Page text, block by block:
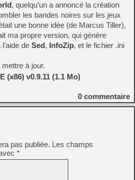
, quelqu’un a annoncé la création
les bandes noires sur les jeux
une bonne idée (de Marcus Tiller),
ma propre version, qui génère
de Sed, InfoZip, et le fichier .ini
à jour.
(x86) v0.9.11 (1.1 Mo)
0 commentaire
pas publiée. Les champs
*